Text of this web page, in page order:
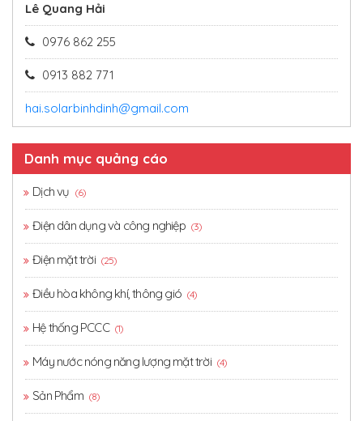
Lê Quang Hải
0976 862 255
0913 882 771
hai.solarbinhdinh@gmail.com
Danh mục quảng cáo
Dịch vụ (6)
Điện dân dụng và công nghiệp (3)
Điện mặt trời (25)
Điều hòa không khí, thông gió (4)
Hệ thống PCCC (1)
Máy nước nóng năng lượng mặt trời (4)
Sản Phẩm (8)